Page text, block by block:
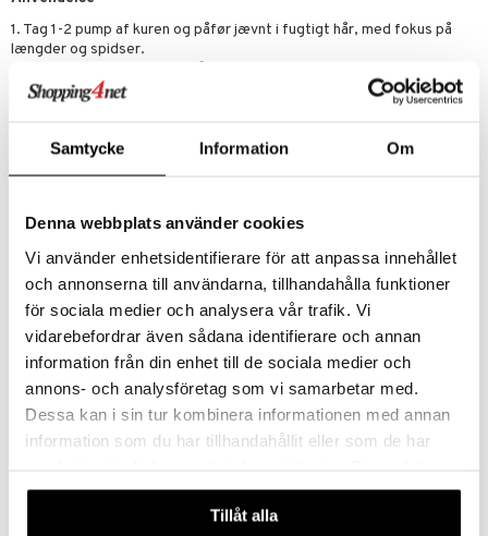
Samtycke Information Om
Denna webbplats använder cookies
Vi använder enhetsidentifierare för att anpassa innehållet
och annonserna till användarna, tillhandahålla funktioner
för sociala medier och analysera vår trafik. Vi
vidarebefordrar även sådana identifierare och annan
information från din enhet till de sociala medier och
annons- och analysföretag som vi samarbetar med.
Dessa kan i sin tur kombinera informationen med annan
information som du har tillhandahållit eller som de har
våra cookies vid fortsatt användande av vår webbplats.
Tillåt alla
1. Tag 1-2 pump af kuren og påfør jævnt i fugtigt hår, med fokus på
længder og spidser.
og reparere håret.
3. Style håret som normalt. Skyl ikke kuren ud – den giver fortsat
Ingredienser
Parfum/Fragrance, Sodium Benzoate, Malic Acid, Panthenol, Glutamic
Acid, Allantoin, Glycine, Edta, Glyceryl Oleate, Aloe Barbadensis Leaf
Juice, Hydrogenated Olive Oil Unsaponifiables, Tetramethyl
Acetyloctahydronaphthalenes, Sodium Hydroxide, Linalool,
Limonene, Hydroxycitronellal, Vanillin, Linalyl Acetate, Histidine,
Coumarin, Citrus Aurantium Peel Oil, Oleic Acid, Squalane, Citric Acid,
Trimethylcyclopentenyl Methylisopentenol, Pinene, Geraniol, Rose
Ketones, Ascorbic Acid, Potassium Sorbate, Sodium Sulfite, Lecithin,
Ascorbyl Palmitate, Tocopherol, Hydrogenated Palm Glycerides
Citrate.
CWP42-WH-30-XX-XX